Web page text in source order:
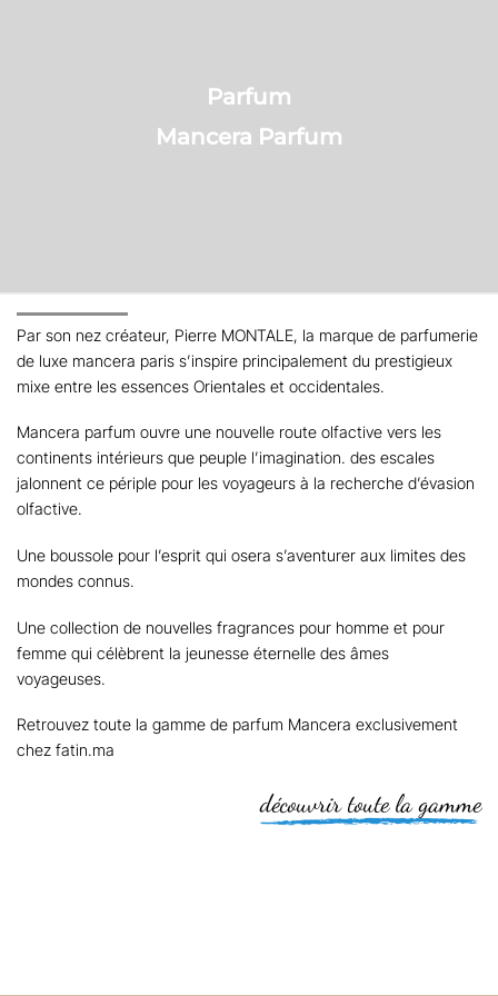
Parfum
Mancera Parfum
Par son nez créateur, Pierre MONTALE, la marque de parfumerie
de luxe mancera paris s’inspire principalement du prestigieux
mixe entre les essences Orientales et occidentales.
Mancera parfum ouvre une nouvelle route olfactive vers les
continents intérieurs que peuple l’imagination. des escales
jalonnent ce périple pour les voyageurs à la recherche d’évasion
olfactive.
Une boussole pour l’esprit qui osera s’aventurer aux limites des
mondes connus.
Une collection de nouvelles fragrances pour homme et pour
femme qui célèbrent la jeunesse éternelle des âmes
voyageuses.
Retrouvez toute la gamme de parfum Mancera exclusivement
chez fatin.ma
découvrir toute la gamme